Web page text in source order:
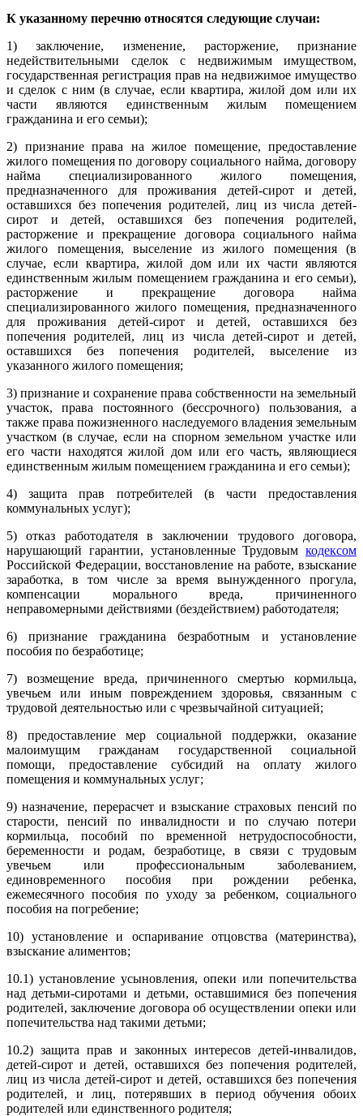
К указанному перечню относятся следующие случаи:
1) заключение, изменение, расторжение, признание
недействительными сделок с недвижимым имуществом,
государственная регистрация прав на недвижимое имущество
и сделок с ним (в случае, если квартира, жилой дом или их
части являются единственным жилым помещением
гражданина и его семьи);
2) признание права на жилое помещение, предоставление
жилого помещения по договору социального найма, договору
найма специализированного жилого помещения,
предназначенного для проживания детей-сирот и детей,
оставшихся без попечения родителей, лиц из числа детей-
сирот и детей, оставшихся без попечения родителей,
расторжение и прекращение договора социального найма
жилого помещения, выселение из жилого помещения (в
случае, если квартира, жилой дом или их части являются
единственным жилым помещением гражданина и его семьи),
расторжение и прекращение договора найма
специализированного жилого помещения, предназначенного
для проживания детей-сирот и детей, оставшихся без
попечения родителей, лиц из числа детей-сирот и детей,
оставшихся без попечения родителей, выселение из
указанного жилого помещения;
3) признание и сохранение права собственности на земельный
участок, права постоянного (бессрочного) пользования, а
также права пожизненного наследуемого владения земельным
участком (в случае, если на спорном земельном участке или
его части находятся жилой дом или его часть, являющиеся
единственным жилым помещением гражданина и его семьи);
4) защита прав потребителей (в части предоставления
коммунальных услуг);
5) отказ работодателя в заключении трудового договора,
нарушающий гарантии, установленные Трудовым кодексом
Российской Федерации, восстановление на работе, взыскание
заработка, в том числе за время вынужденного прогула,
компенсации морального вреда, причиненного
неправомерными действиями (бездействием) работодателя;
6) признание гражданина безработным и установление
пособия по безработице;
7) возмещение вреда, причиненного смертью кормильца,
увечьем или иным повреждением здоровья, связанным с
трудовой деятельностью или с чрезвычайной ситуацией;
8) предоставление мер социальной поддержки, оказание
малоимущим гражданам государственной социальной
помощи, предоставление субсидий на оплату жилого
помещения и коммунальных услуг;
9) назначение, перерасчет и взыскание страховых пенсий по
старости, пенсий по инвалидности и по случаю потери
кормильца, пособий по временной нетрудоспособности,
беременности и родам, безработице, в связи с трудовым
увечьем или профессиональным заболеванием,
единовременного пособия при рождении ребенка,
ежемесячного пособия по уходу за ребенком, социального
пособия на погребение;
10) установление и оспаривание отцовства (материнства),
взыскание алиментов;
10.1) установление усыновления, опеки или попечительства
над детьми-сиротами и детьми, оставшимися без попечения
родителей, заключение договора об осуществлении опеки или
попечительства над такими детьми;
10.2) защита прав и законных интересов детей-инвалидов,
детей-сирот и детей, оставшихся без попечения родителей,
лиц из числа детей-сирот и детей, оставшихся без попечения
родителей, и лиц, потерявших в период обучения обоих
родителей или единственного родителя;